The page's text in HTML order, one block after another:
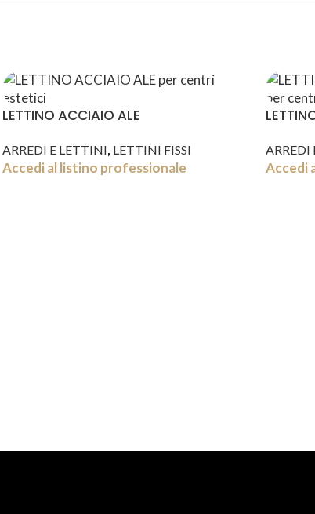
LETTINO ACCIAIO ALE
ARREDI E LETTINI, LETTINI FISSI
Accedi al listino professionale
ARREDI
Accedi